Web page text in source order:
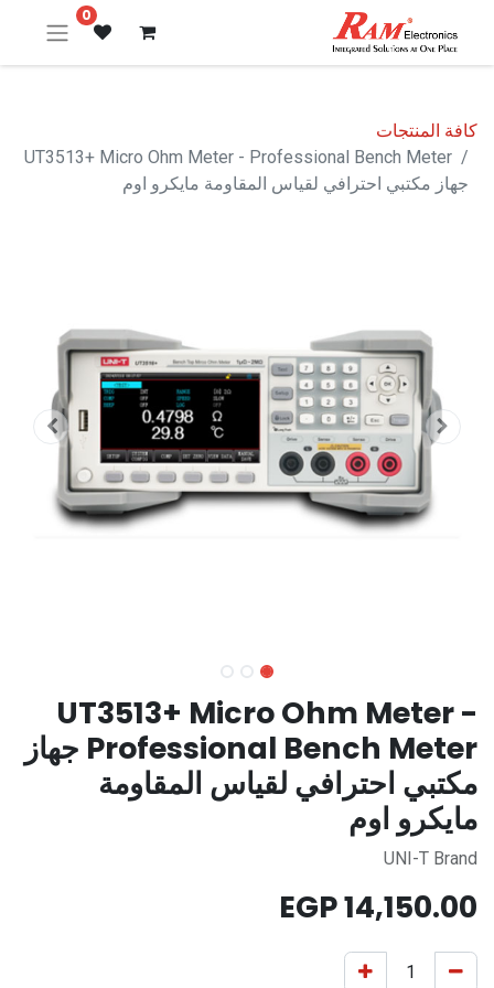
0
كافة المنتجات
UT3513+ Micro Ohm Meter - Professional Bench Meter
جهاز مكتبي احترافي لقياس المقاومة مايكرو اوم
UT3513+ Micro Ohm Meter -
Professional Bench Meter جهاز
مكتبي احترافي لقياس المقاومة
مايكرو اوم
UNI-T Brand
14,150.00